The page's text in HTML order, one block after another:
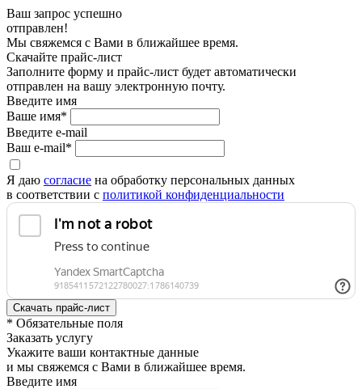
Ваш запрос успешно
отправлен!
Мы свяжемся с Вами в ближайшее время.
Скачайте прайс-лист
Заполните форму и прайс-лист будет автоматически
отправлен на вашу электронную почту.
Введите имя
Ваше имя*
Введите e-mail
Ваш e-mail*
Я даю согласие на обработку персональных данных
в соответствии с политикой конфиденциальности
* Обязательные поля
Заказать услугу
Укажите ваши контактные данные
и мы свяжемся с Вами в ближайшее время.
Введите имя